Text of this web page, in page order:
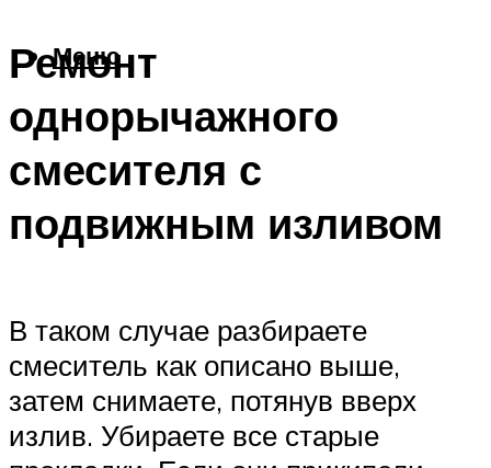
Меню
Ремонт
однорычажного
смесителя с
подвижным изливом
В таком случае разбираете
смеситель как описано выше,
затем снимаете, потянув вверх
излив. Убираете все старые